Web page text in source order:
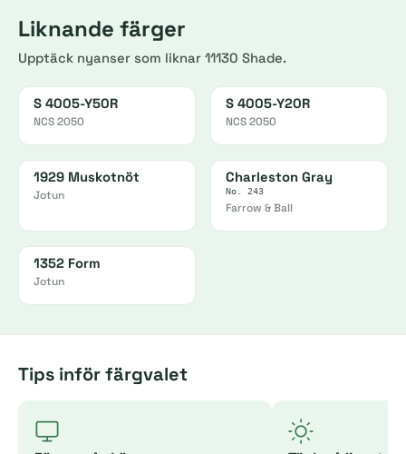
Liknande färger
Upptäck nyanser som liknar 11130 Shade.
S 4005-Y50R
NCS 2050
S 4005-Y20R
NCS 2050
1929 Muskotnöt
Jotun
Charleston Gray
No. 243
Farrow & Ball
1352 Form
Jotun
Tips inför färgvalet